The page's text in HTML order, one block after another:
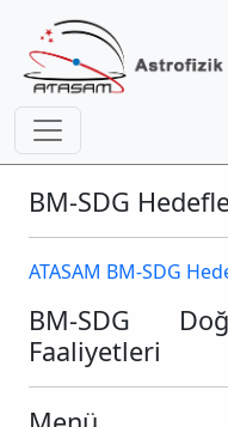
BM-SDG
ATASAM BM-SDG
BM-SDG
Faaliyetleri